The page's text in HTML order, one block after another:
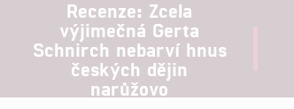
Recenze: Zcela
výjimečná Gerta
Schnirch nebarví hnus
českých dějin
narůžovo